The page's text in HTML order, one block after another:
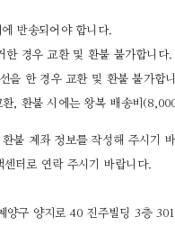
반송되어야 합니다.
한 경우 교환 및 환불 불가합니다.
을 한 경우 교환 및 환불 불가합
, 환불 시에는 왕복 배송비
불 계좌 정보를 작성해 주시기
터로 연락 주시기 바랍니다.
양구 양지로 40 진주빌딩 3층